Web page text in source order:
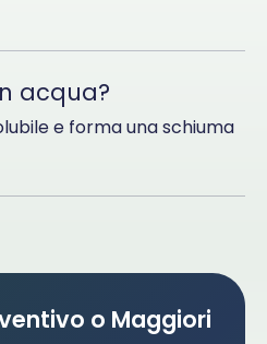
acqua?
e forma una schiuma
o Maggiori